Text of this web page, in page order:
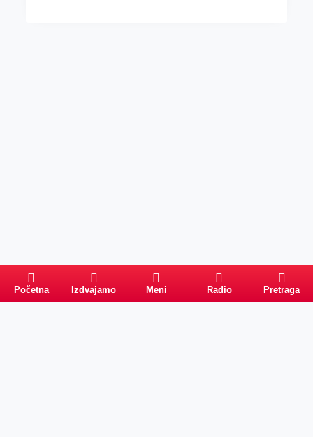
Početna Izdvajamo Meni Radio Pretraga